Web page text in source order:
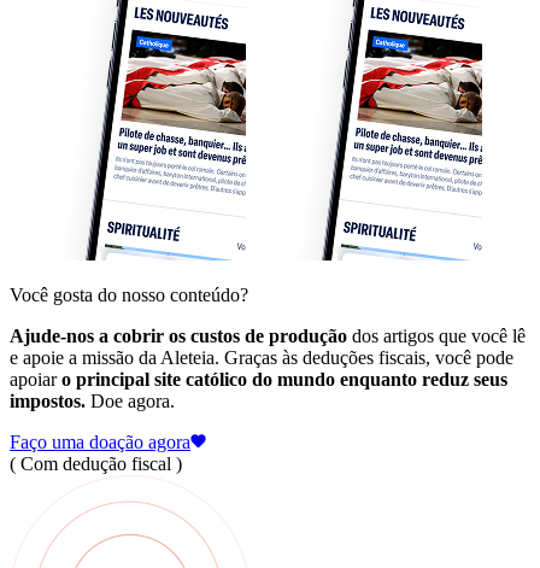
Você gosta do nosso conteúdo?
Ajude-nos a cobrir os custos de produção dos artigos que você lê
e apoie a missão da Aleteia. Graças às deduções fiscais, você pode
apoiaro principal site católico do mundo enquanto reduz seus
impostos. Doe agora.
Faço uma doação agora
( Com dedução fiscal )